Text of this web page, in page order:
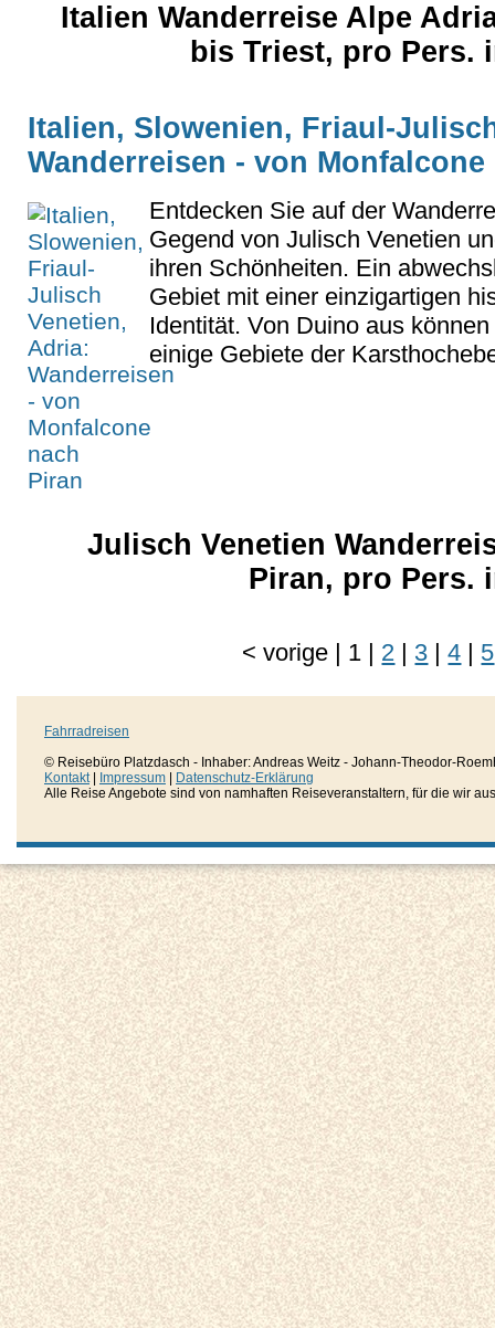
Italien Wanderreise Alpe
bis Triest, pro Pers.
Italien, Slowenien, Friaul-
Wanderreisen - von
Entdecken Sie auf der
Gegend von Julisch Venetien
ihren Schönheiten. Ein
Gebiet mit einer einzigartigen
Identität. Von Duino aus
einige Gebiete der
Julisch Venetien
Piran, pro Pers.
<vorige | 1 | 2 | 3 | 4 | 5
Fahrradreisen
© Reisebüro Platzdasch - Inhaber: Andreas Weitz - Johann-Theodor-
Kontakt| Impressum
Datenschutz-Erklärung
Alle Reise Angebote sind von namhaften Reiseveranstaltern, für die wir